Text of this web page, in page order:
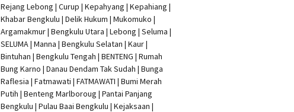
Rejang Lebong | Curup | Kepahyang | Kepahiang |
Khabar Bengkulu |Delik Hukum | Mukomuko |
Argamakmur | Bengkulu Utara | Lebong | Seluma |
SELUMA | Manna | Bengkulu Selatan | Kaur |
Bintuhan | Bengkulu Tengah | BENTENG | Rumah
Bung Karno | Danau Dendam Tak Sudah | Bunga
Raflesia | Fatmawati | FATMAWATI | Bumi Merah
Putih | Benteng Marlboroug | Pantai Panjang
Bengkulu | Pulau Baai Bengkulu | Kejaksaan |